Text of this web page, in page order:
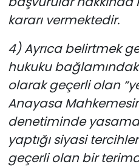
kararı vermektedir.
4) Ayrıca belirtmek
hukuku
olarak geçerli olan
Anayasa
denetiminde
yaptığı siyasi
geçerli olan bir